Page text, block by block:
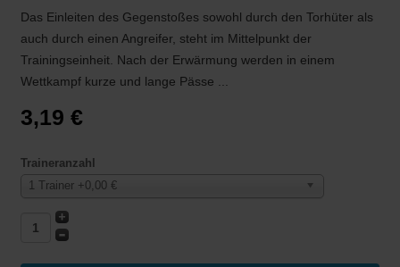
Das Einleiten des Gegenstoßes sowohl durch den Torhüter als
auch durch einen Angreifer, steht im Mittelpunkt der
Trainingseinheit. Nach der Erwärmung werden in einem
Wettkampf kurze und lange Pässe ...
3,19 €
Traineranzahl
1 Trainer +0,00 €